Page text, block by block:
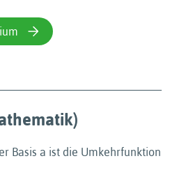
Basis a ist die Umkehrfunktion